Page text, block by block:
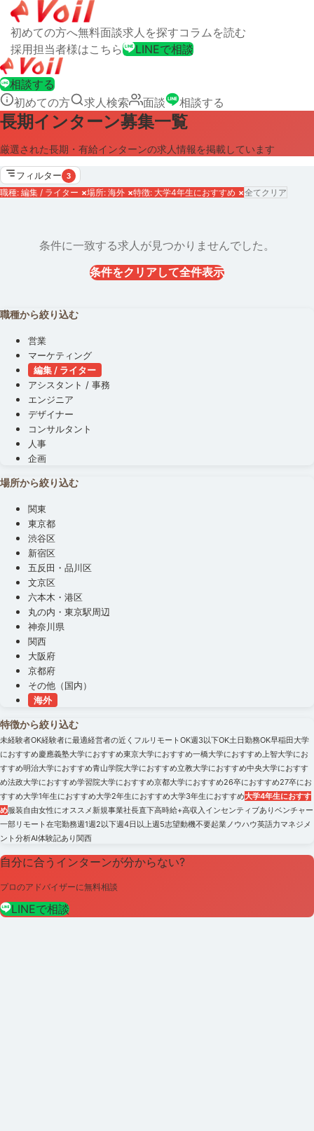
初めての方へ無料面談求人を探すコラムを読む
採用担当者様はこちら
LINEで相談
相談する
初めての方
求人検索 面談 相談する
長期インターン募集一覧
厳選された長期・有給インターンの求人情報を掲載しています
フィルター 3
職種: 編集 / ライター ×場所: 海外 ×特徴: 大学4年生におすすめ ×全てクリア
条件に一致する求人が見つかりませんでした。
条件をクリアして全件表示
職種から絞り込む
営業
マーケティング
編集 / ライター
アシスタント / 事務
エンジニア
デザイナー
コンサルタント
人事
企画
場所から絞り込む
関東
東京都
渋谷区
新宿区
五反田・品川区
文京区
六本木・港区
丸の内・東京駅周辺
神奈川県
関西
大阪府
京都府
その他（国内）
海外
特徴から絞り込む
未経験者OK経験者に最適経営者の近く フルリモートOK週3以下OK土日勤務OK早稲田大学
におすすめ慶應義塾大学におすすめ東京大学におすすめ一橋大学におすすめ上智大学にお
すすめ明治大学におすすめ青山学院大学におすすめ立教大学におすすめ中央大学におすす
め法政大学におすすめ学習院大学におすすめ京都大学におすすめ26卒におすすめ27卒にお
すすめ大学1年生におすすめ大学2年生におすすめ大学3年生におすすめ大学4年生におすす
め服装自由女性にオススメ新規事業社長直下高時給+高収入 インセンティブありベンチャー
一部リモート在宅勤務週1週2以下週4日以上週5志望動機不要起業ノウハウ英語力マネジメ
ント分析AI体験記あり関西
自分に合うインターンが分からない?
プロのアドバイザーに無料相談
LINEで相談